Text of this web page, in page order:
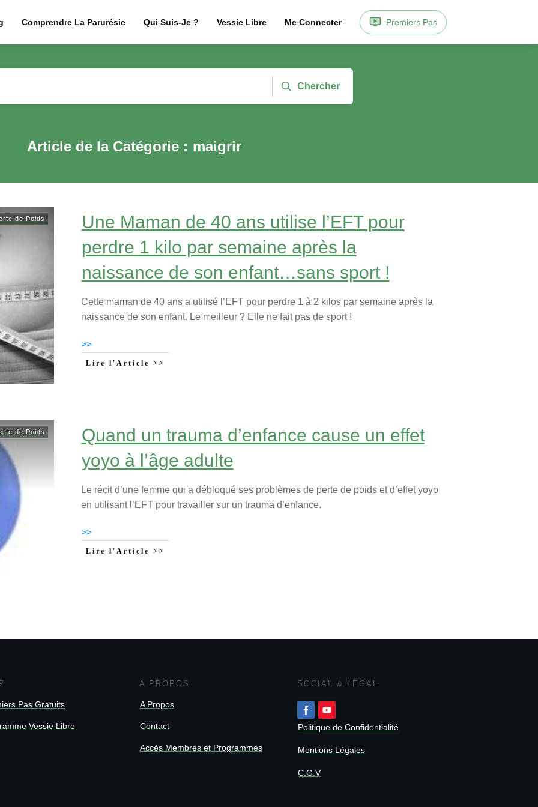
Comprendre La Parurésie Qui Suis-Je ? Vessie Libre Me Connecter Premiers Pas
Chercher
Article de la Catégorie : maigrir
de Poids
Une Maman de 40 ans utilise l’EFT pour
perdre 1 kilo par semaine après la
naissance de son enfant…sans sport !
Cette maman de 40 ans a utilisé l’EFT pour perdre 1 à 2 kilos par semaine après la
naissance de son enfant. Le meilleur ? Elle ne fait pas de sport !
>>
Lire l'Article >>
de Poids
Quand un trauma d’enfance cause un effet
yoyo à l’âge adulte
Le récit d’une femme qui a débloqué ses problèmes de perte de poids et d’effet yoyo
en utilisant l’EFT pour travailler sur un trauma d’enfance.
>>
Lire l'Article >>
Pas Gratuits
Vessie Libre
A PROPOS
A Propos
Contact
Accès Membres et Programmes
SOCIAL & LEGAL
Politique de Confidentialité
Mentions Légales
C.G.V